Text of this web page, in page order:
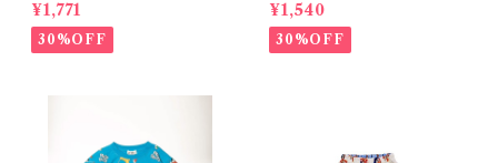
¥1,771
30%OFF
¥1,540
30%OFF